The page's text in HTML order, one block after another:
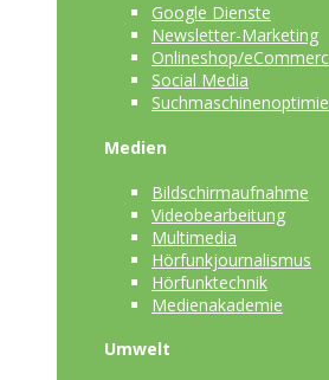
Google Dienste
Newsletter-Marketing
Onlineshop/
Social Media
Medien
Bildschirmaufnahme
Videobearbeitung
Multimedia
Hörfunkjournalismus
Hörfunktechnik
Medienakademie
Umwelt